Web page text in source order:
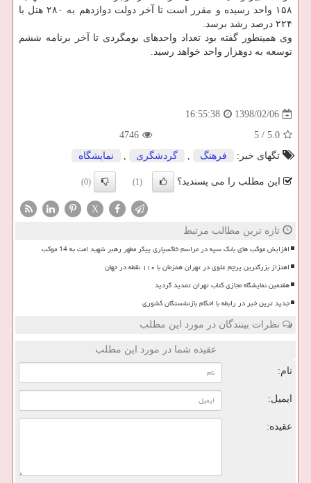
۱۵۸ واحد رسیده و مقرر است تا آخر دولت دوازدهم به ۲۸۰ هتل با
۲۲۴ درصد رشد برسد.
وی همینطور گفته بود تعداد واحدهای بومگردی تا آخر برنامه ششم
توسعه به دوهزار واحد خواهد رسید.
1398/02/06
16:55:38
5.0
/
5
4746
تگهای خبر:
فرهنگ , گردشگری , نمایشگاه
این مطلب را می پسندید؟ (1)
(0)
X
تازه ترین مطالب مرتبط
افزایش موکب های بانک سپه در مراسم خاکسپاری پیکر مطهر رهبر شهید امت به 14 موکب
اهتزاز بزرگترین پرچم علوی در تهران همزمان با ۱۱۰ نقطه در جهان
هفتمین نمایشگاه مجازی کتاب تهران تمدید گردید
جدید ترین خبر در رابطه با احکام بازنشستگان کشوری
نظرات بینندگان در مورد این مطلب
عقیده شما در مورد این مطلب
نام:
ایمیل:
عقیده: